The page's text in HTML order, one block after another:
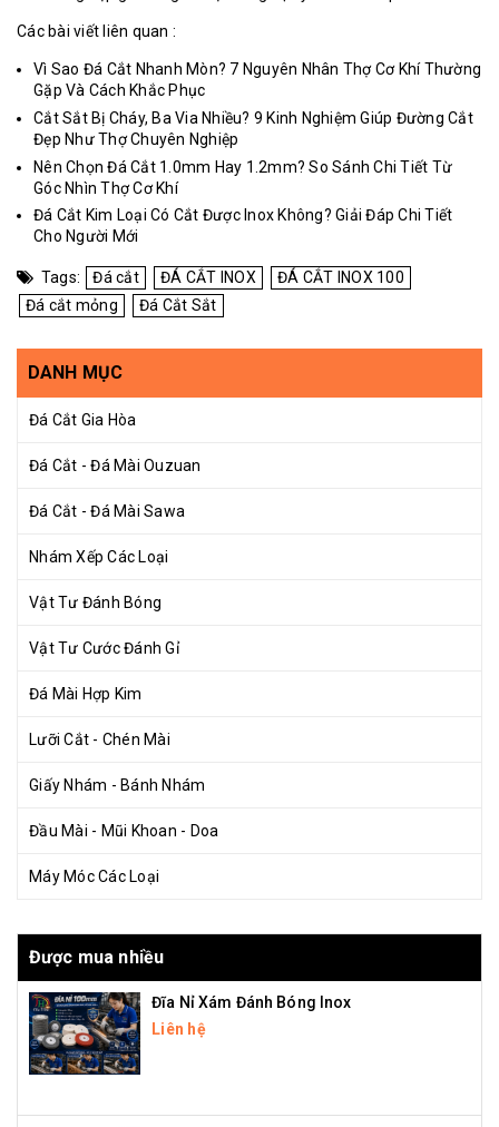
Các bài viết liên quan :
Vì Sao Đá Cắt Nhanh Mòn? 7 Nguyên Nhân Thợ Cơ Khí Thường
Gặp Và Cách Khắc Phục
Cắt Sắt Bị Cháy, Ba Via Nhiều? 9 Kinh Nghiệm Giúp Đường Cắt
Đẹp Như Thợ Chuyên Nghiệp
Nên Chọn Đá Cắt 1.0mm Hay 1.2mm? So Sánh Chi Tiết Từ
Góc Nhìn Thợ Cơ Khí
Đá Cắt Kim Loại Có Cắt Được Inox Không? Giải Đáp Chi Tiết
Cho Người Mới
Tags: Đá cắt ĐÁ CẮT INOX
ĐÁ CẮT INOX 100
Đá cắt mỏng
Đá Cắt Sắt
DANH MỤC
Đá Cắt Gia Hòa
Đá Cắt - Đá Mài Ouzuan
Đá Cắt - Đá Mài Sawa
Nhám Xếp Các Loại
Vật Tư Đánh Bóng
Vật Tư Cước Đánh Gỉ
Đá Mài Hợp Kim
Lưỡi Cắt - Chén Mài
Giấy Nhám - Bánh Nhám
Đầu Mài - Mũi Khoan - Doa
Máy Móc Các Loại
Được mua nhiều
Đĩa Nỉ Xám Đánh Bóng Inox
Liên hệ